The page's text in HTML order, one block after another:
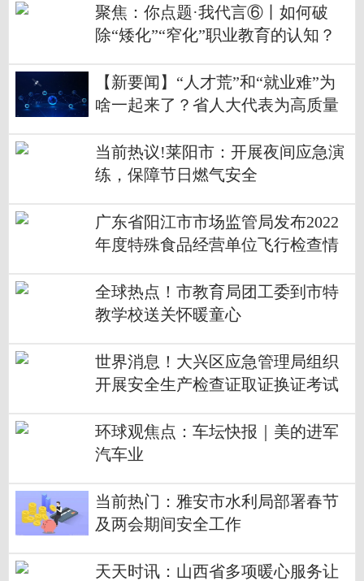
聚焦：你点题·我代言⑥丨如何破
除“矮化”“窄化”职业教育的认知？
【新要闻】“人才荒”和“就业难”为
啥一起来了？省人大代表为高质量
当前热议!莱阳市：开展夜间应急演
练，保障节日燃气安全
广东省阳江市市场监管局发布2022
年度特殊食品经营单位飞行检查情
全球热点！市教育局团工委到市特
教学校送关怀暖童心
世界消息！大兴区应急管理局组织
开展安全生产检查证取证换证考试
环球观焦点：车坛快报｜美的进军
汽车业
当前热门：雅安市水利局部署春节
及两会期间安全工作
天天时讯：山西省多项暖心服务让